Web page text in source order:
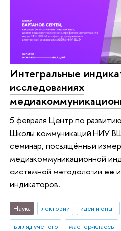
Интегральные
исследованиях
5 февраля Центр по
Школы коммуникаций НИУ
семинар, посвящённый
медиакоммуникационной
системной методологии её
индикаторов.
Наука лектории идеи и опыт
взгляд ученого
мастер-классы